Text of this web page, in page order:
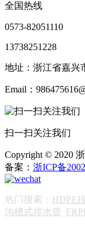
全国热线
0573-82051110
13738251228
地址：浙江省嘉兴
Email：
扫一扫关注我们
Copyright © 2020
备案： 浙ICP备
热门搜索： HDPE
沟槽式排水管